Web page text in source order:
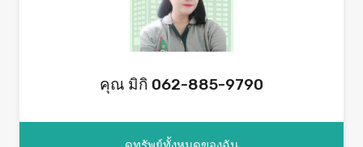
คุณ มิกิ 062-885-9790